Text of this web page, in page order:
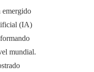
emergido
(IA)
mundial.